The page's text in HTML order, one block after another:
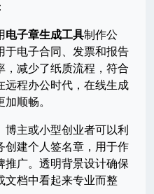
电子章生成工具制作公
于电子合同、发票和报告
，减少了纸质流程，符合
远程办公时代，在线生成
顺畅。
博主或小型创业者可以利
创建个人签名章，用于作
推广。透明背景设计确保
文档中看起来专业而整